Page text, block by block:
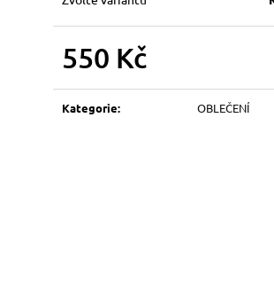
550 Kč
Kategorie: OBLEČENÍ